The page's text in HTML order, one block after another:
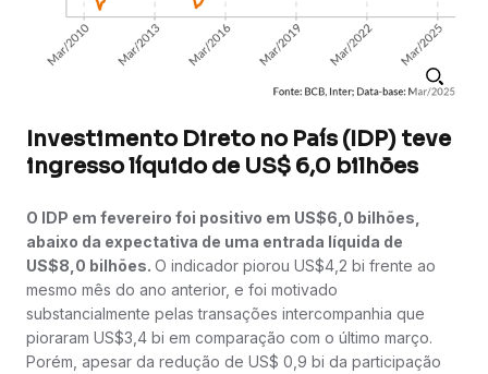
Investimento Direto no País (IDP) teve
ingresso líquido de US$ 6,0 bilhões
O IDP em fevereiro foi positivo em US$6,0 bilhões,
abaixo da expectativa de uma entrada líquida de
US$8,0 bilhões. O indicador piorou US$4,2 bi frente ao
mesmo mês do ano anterior, e foi motivado
substancialmente pelas transações intercompanhia que
pioraram US$3,4 bi em comparação com o último março.
Porém, apesar da redução de US$ 0,9 bi da participação